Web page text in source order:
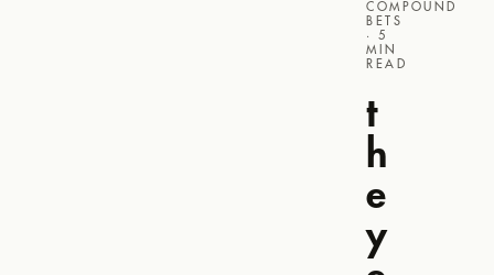
COMPOUND
BETS
· 5
MIN
READ
t
h
e
y